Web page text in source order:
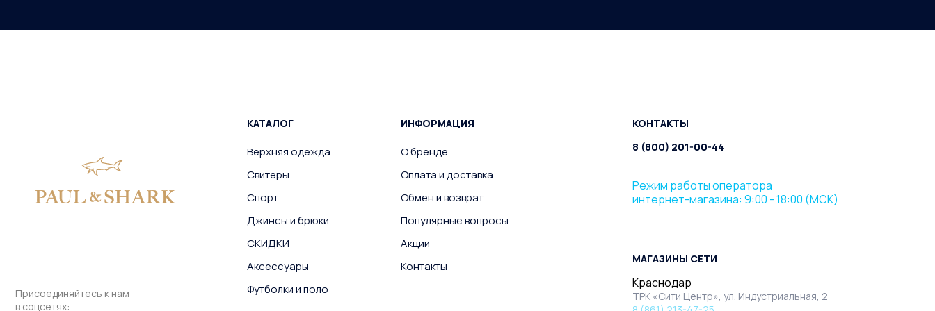
Присоединяйтесь к нам
в соцсетях:
КАТАЛОГ
Верхняя одежда
Свитеры
Спорт
Джинсы и брюки
СКИДКИ
Аксессуары
Футболки и поло
ИНФОРМАЦИЯ
О бренде
Оплата и доставка
Обмен и возврат
Популярные вопросы
Акции
Контакты
КОНТАКТЫ
8 (800) 201-00-44
Режим работы оператора
интернет-магазина: 9:00 - 18:00 (МСК)
МАГАЗИНЫ СЕТИ
Краснодар
ТРК «Сити Центр», ул. Индустриальная, 2